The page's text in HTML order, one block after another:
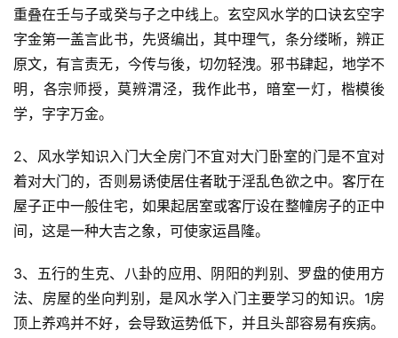
重叠在壬与子或癸与子之中线上。玄空风水学的口诀玄空字
字金第一盖言此书，先贤编出，其中理气，条分缕晰，辨正
原文，有言责无，今传与後，切勿轻洩。邪书肆起，地学不
明，各宗师授，莫辨渭泾，我作此书，暗室一灯，楷模後
学，字字万金。
2、风水学知识入门大全房门不宜对大门卧室的门是不宜对
着对大门的，否则易诱使居住者耽于淫乱色欲之中。客厅在
屋子正中一般住宅，如果起居室或客厅设在整幢房子的正中
间，这是一种大吉之象，可使家运昌隆。
3、五行的生克、八卦的应用、阴阳的判别、罗盘的使用方
法、房屋的坐向判别，是风水学入门主要学习的知识。1房
顶上养鸡并不好，会导致运势低下，并且头部容易有疾病。